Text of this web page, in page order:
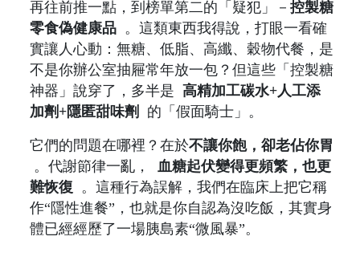
再往前推一點，到榜單第二的「疑犯」－ 控製糖
零食偽健康品 。這類東西我得說，打眼一看確
實讓人心動：無糖、低脂、高纖、穀物代餐，是
不是你辦公室抽屜常年放一包？但這些「控製糖
神器」說穿了，多半是 高精加工碳水+人工添
加劑+隱匿甜味劑
的「假面騎士」。
它們的問題在哪裡？在於不讓你飽，卻老佔你胃
。代謝節律一亂， 血糖起伏變得更頻繁，也更
難恢復 。這種行為誤解，我們在臨床上把它稱
作“隱性進餐”，也就是你自認為沒吃飯，其實身
體已經經歷了一場胰島素“微風暴”。